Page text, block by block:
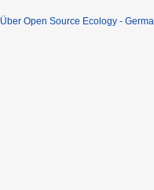
Über Open Source Ecology -